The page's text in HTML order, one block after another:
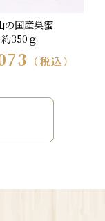
の国産巣蜜
約350ｇ
（税込）